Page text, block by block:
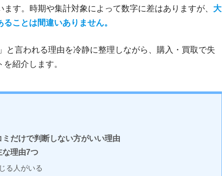
す。時期や集計対象によって数字に差はありますが、 大
ことは間違いありません。
と言われる理由を冷静に整理しながら、購入・買取で失
紹介します。
だけで判断しない方がいい理由
な理由7つ
る人がいる